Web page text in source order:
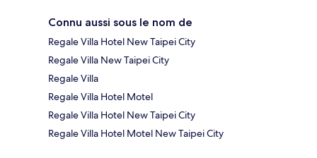
Connu aussi sous le nom de
Regale Villa Hotel New Taipei City
Regale Villa New Taipei City
Regale Villa
Regale Villa Hotel Motel
Regale Villa Hotel New Taipei City
Regale Villa Hotel Motel New Taipei City